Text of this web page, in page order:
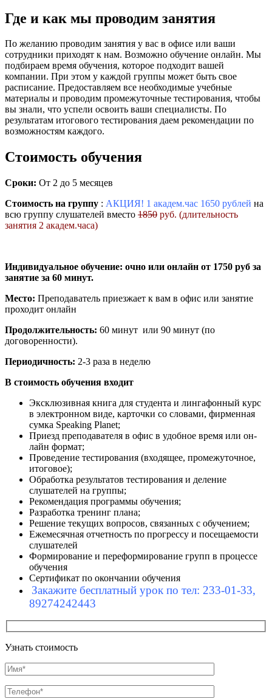
Где и как мы проводим занятия
По желанию проводим занятия у вас в офисе или ваши
сотрудники приходят к нам. Возможно обучение онлайн. Мы
подбираем время обучения, которое подходит вашей
компании. При этом у каждой группы может быть свое
расписание. Предоставляем все необходимые учебные
материалы и проводим промежуточные тестирования, чтобы
вы знали, что успели освоить ваши специалисты. По
результатам итогового тестирования даем рекомендации по
возможностям каждого.
Стоимость обучения
Сроки: От 2 до 5 месяцев
Стоимость на группу : АКЦИЯ! 1 академ.час 1650 рублей на
всю группу слушателей вместо 1850 руб. (длительность
занятия 2 академ.часа)
Индивидуальное обучение: очно или онлайн от 1750 руб за
занятие за 60 минут.
Место: Преподаватель приезжает к вам в офис или занятие
проходит онлайн
Продолжительность: 60 минут или 90 минут (по
договоренности).
Периодичность: 2-3 раза в неделю
В стоимость обучения входит
Эксклюзивная книга для студента и лингафонный курс
в электронном виде, карточки со словами, фирменная
сумка Speaking Planet;
Приезд преподавателя в офис в удобное время или он-
лайн формат;
Проведение тестирования (входящее, промежуточное,
итоговое);
Обработка результатов тестирования и деление
слушателей на группы;
Рекомендация программы обучения;
Разработка тренинг плана;
Решение текущих вопросов, связанных с обучением;
Ежемесячная отчетность по прогрессу и посещаемости
слушателей
Формирование и переформирование групп в процессе
обучения
Сертификат по окончании обучения
Закажите бесплатный урок по тел: 233-01-33,
89274242443
Узнать стоимость